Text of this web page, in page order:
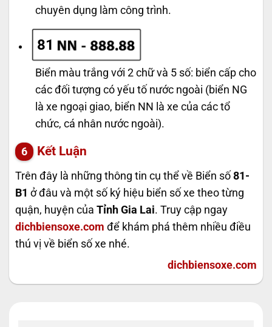
chuyên dụng làm công trình.
81
Biển màu trắng với 2 chữ và 5 số: biển cấp cho
các đối tượng có yếu tố nước ngoài (biển NG
là xe ngoại giao, biển NN là xe của các tổ
chức, cá nhân nước ngoài).
Kết Luận
Trên đây là những thông tin cụ thể về Biển số 81-
B1 ở đâu và một số ký hiệu biển số xe theo từng
quận, huyện của Tỉnh Gia Lai. Truy cập ngay
dichbiensoxe.com để khám phá thêm nhiều điều
thú vị về biển số xe nhé.
dichbiensoxe.com